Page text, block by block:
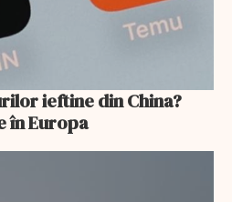
ieftine din China?
în Europa